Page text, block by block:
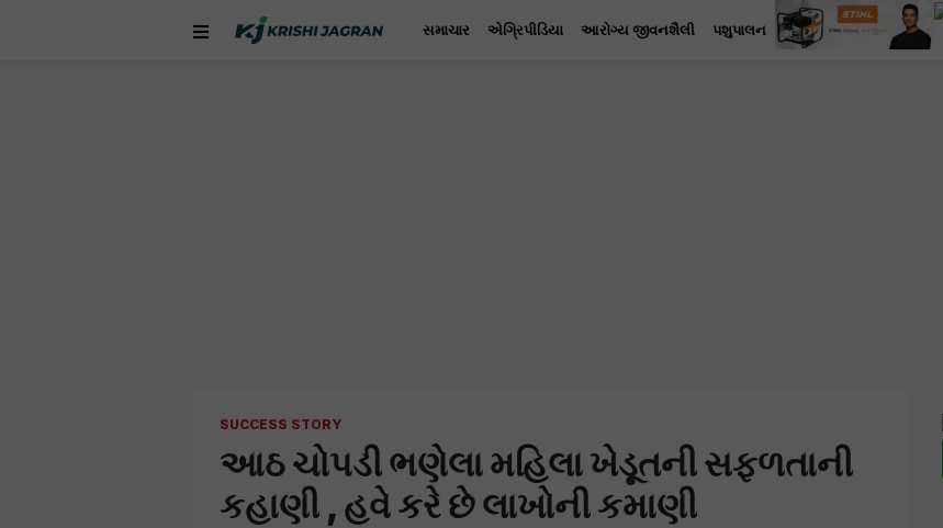
સમાચાર એગ્રિપીડિયા આરોગ્ય જીવનશૈલી પશુપાલન
SUCCESS STORY
આઠ ચોપડી ભણેલા મહિલા ખેડૂતની સફળતાની
કહાણી , હવે કરે છે લાખોની કમાણી